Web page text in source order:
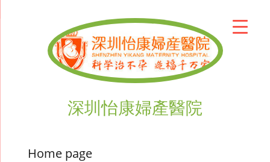
深圳怡康婦產醫院
Home page